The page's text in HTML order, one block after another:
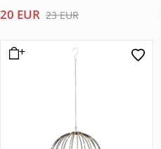
23EUR
El
original
era:
20 EUR
El
actual
es: